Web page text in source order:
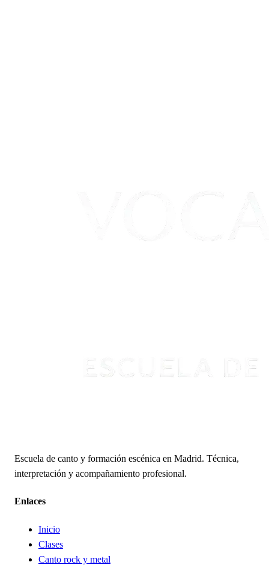
Escuela de canto y formación escénica en Madrid. Técnica,
interpretación y acompañamiento profesional.
Enlaces
Inicio
Clases
Canto rock y metal